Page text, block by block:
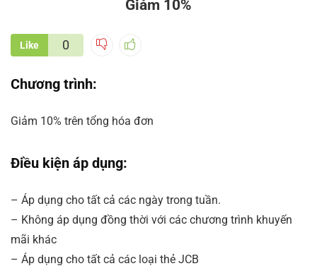
Giảm 10%
Like 0
Chương trình:
Giảm 10% trên tổng hóa đơn
Điều kiện áp dụng:
– Áp dụng cho tất cả các ngày trong tuần.
– Không áp dụng đồng thời với các chương trình khuyến
mãi khác
– Áp dụng cho tất cả các loại thẻ JCB